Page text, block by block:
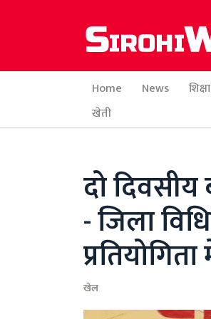
Home News शिक्षा
खेती
दो
- जिला
खेल